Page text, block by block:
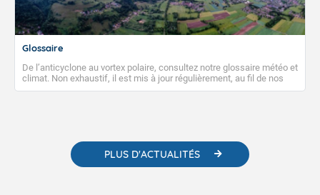
Glossaire
De l’anticyclone au vortex polaire, consultez notre glossaire météo et
climat. Non exhaustif, il est mis à jour régulièrement, au fil de nos
publications. Vous y trouverez également des liens utiles vers nos
PLUS D'ACTUALITÉS